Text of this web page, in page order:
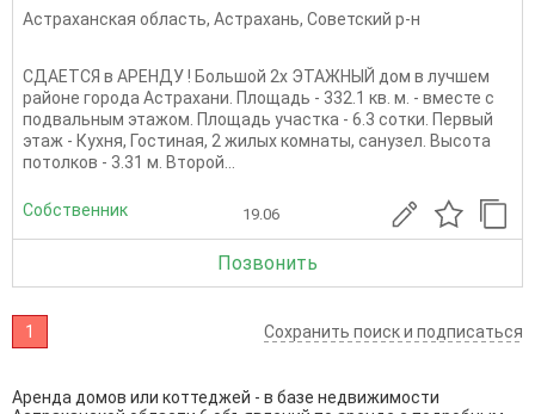
Астраханская область, Астрахань, Советский р-н
СДАЕТСЯ в АРЕНДУ ! Большой 2х ЭТАЖНЫЙ дом в лучшем
районе города Астрахани. Площадь - 332.1 кв. м. - вместе с
подвальным этажом. Площадь участка - 6.3 сотки. Первый
этаж - Кухня, Гостиная, 2 жилых комнаты, санузел. Высота
потолков - 3.31 м. Второй...
Собственник 19.06
Позвонить
1 Сохранить поиск и подписаться
Аренда домов или коттеджей - в базе недвижимости